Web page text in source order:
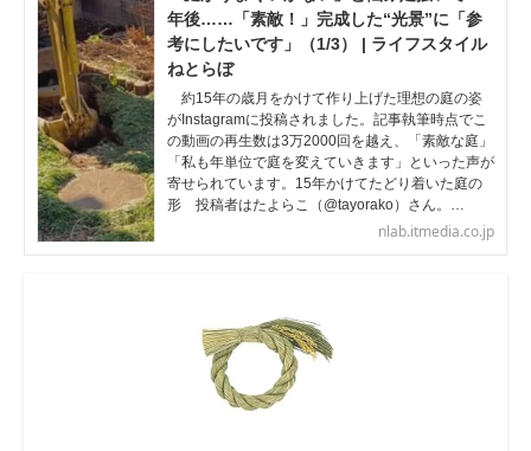
IT製品の技術・比較・事例
製造業のIT導入・活用を支援
モノづくり技術者専門サイト
エレクトロニクス専門サイト
電子設計の基本と応用
ちょっと気になるネットの話題
年後……「素敵！」完成した“光景”に「参
考にしたいです」（1/3） | ライフスタイル
ねとらぼ
約15年の歳月をかけて作り上げた理想の庭の姿
がInstagramに投稿されました。記事執筆時点でこ
の動画の再生数は3万2000回を越え、「素敵な庭」
「私も年単位で庭を変えていきます」といった声が
寄せられています。15年かけてたどり着いた庭の
形 投稿者はたよらこ（@tayorako）さん。…
nlab.itmedia.co.jp